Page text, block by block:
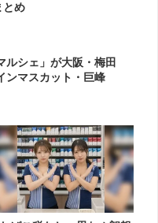
とめ
ルシェ」が大阪・梅田
ンマスカット・巨峰